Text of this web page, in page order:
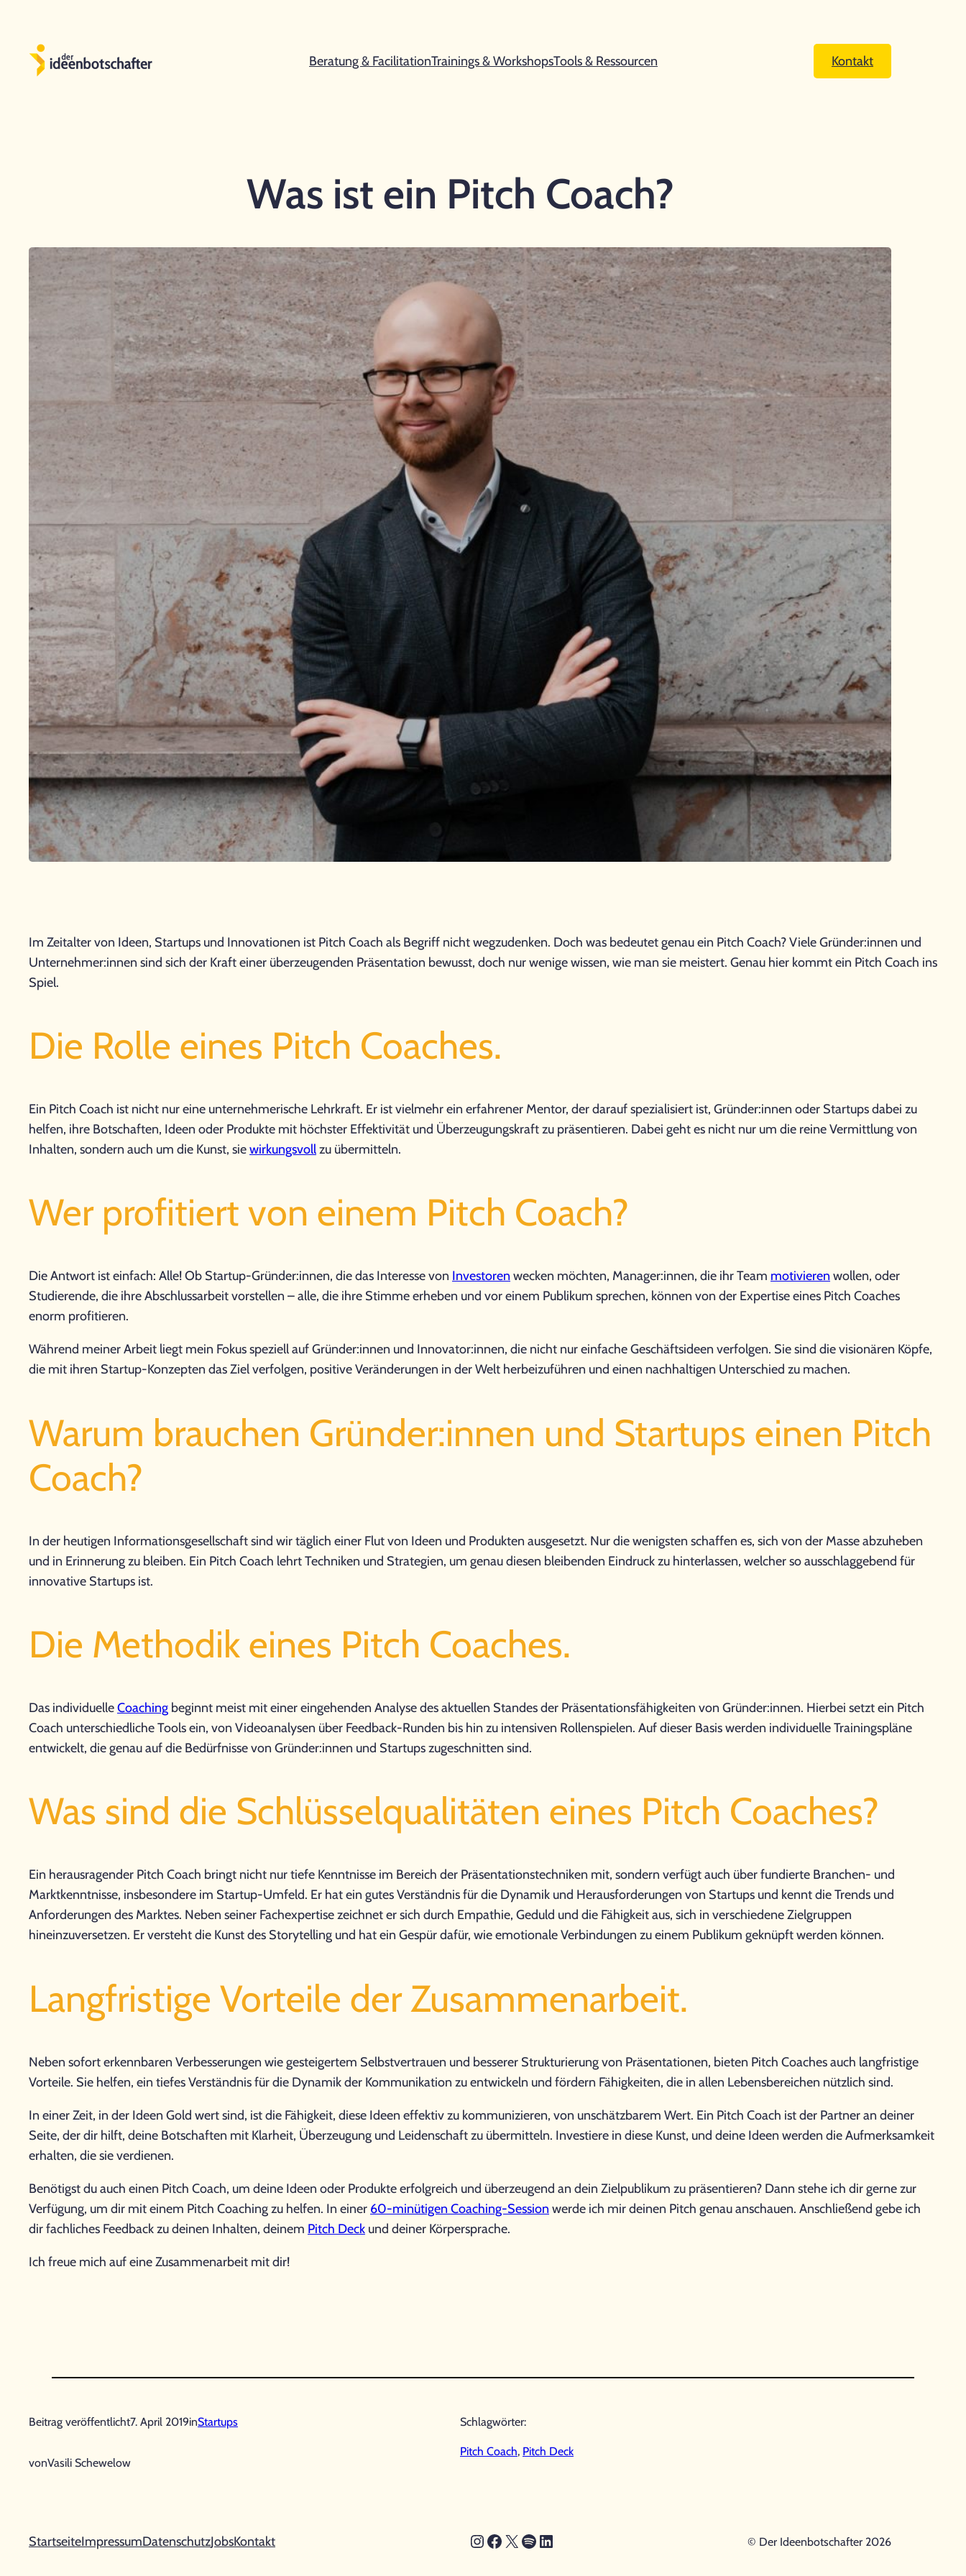
springen
Beratung & FacilitationTrainings & WorkshopsTools & Ressourcen Kontakt
Was ist ein Pitch Coach?
Im Zeitalter von Ideen, Startups und Innovationen ist Pitch Coach als Begriff nicht wegzudenken. Doch was bedeutet genau ein Pitch Coach? Viele Gründer:innen und
Unternehmer:innen sind sich der Kraft einer überzeugenden Präsentation bewusst, doch nur wenige wissen, wie man sie meistert. Genau hier kommt ein Pitch Coach ins
Spiel.
Die Rolle eines Pitch Coaches.
Ein Pitch Coach ist nicht nur eine unternehmerische Lehrkraft. Er ist vielmehr ein erfahrener Mentor, der darauf spezialisiert ist, Gründer:innen oder Startups dabei zu
helfen, ihre Botschaften, Ideen oder Produkte mit höchster Effektivität und Überzeugungskraft zu präsentieren. Dabei geht es nicht nur um die reine Vermittlung von
Inhalten, sondern auch um die Kunst, siewirkungsvollzu übermitteln.
Wer profitiert von einem Pitch Coach?
Die Antwort ist einfach: Alle! Ob Startup-Gründer:innen, die das Interesse von Investoren wecken möchten, Manager:innen, die ihr Team motivieren wollen, oder
Studierende, die ihre Abschlussarbeit vorstellen – alle, die ihre Stimme erheben und vor einem Publikum sprechen, können von der Expertise eines Pitch Coaches
enorm profitieren.
Während meiner Arbeit liegt mein Fokus speziell auf Gründer:innen und Innovator:innen, die nicht nur einfache Geschäftsideen verfolgen. Sie sind die visionären Köpfe,
die mit ihren Startup-Konzepten das Ziel verfolgen, positive Veränderungen in der Welt herbeizuführen und einen nachhaltigen Unterschied zu machen.
Warum brauchen Gründer:innen und Startups einen Pitch
Coach?
In der heutigen Informationsgesellschaft sind wir täglich einer Flut von Ideen und Produkten ausgesetzt. Nur die wenigsten schaffen es, sich von der Masse abzuheben
und in Erinnerung zu bleiben. Ein Pitch Coach lehrt Techniken und Strategien, um genau diesen bleibenden Eindruck zu hinterlassen, welcher so ausschlaggebend für
innovative Startups ist.
Die Methodik eines Pitch Coaches.
Das individuelleCoaching beginnt meist mit einer eingehenden Analyse des aktuellen Standes der Präsentationsfähigkeiten von Gründer:innen. Hierbei setzt ein Pitch
Coach unterschiedliche Tools ein, von Videoanalysen über Feedback-Runden bis hin zu intensiven Rollenspielen. Auf dieser Basis werden individuelle Trainingspläne
entwickelt, die genau auf die Bedürfnisse von Gründer:innen und Startups zugeschnitten sind.
Was sind die Schlüsselqualitäten eines Pitch Coaches?
Ein herausragender Pitch Coach bringt nicht nur tiefe Kenntnisse im Bereich der Präsentationstechniken mit, sondern verfügt auch über fundierte Branchen- und
Marktkenntnisse, insbesondere im Startup-Umfeld. Er hat ein gutes Verständnis für die Dynamik und Herausforderungen von Startups und kennt die Trends und
Anforderungen des Marktes. Neben seiner Fachexpertise zeichnet er sich durch Empathie, Geduld und die Fähigkeit aus, sich in verschiedene Zielgruppen
hineinzuversetzen. Er versteht die Kunst des Storytelling und hat ein Gespür dafür, wie emotionale Verbindungen zu einem Publikum geknüpft werden können.
Langfristige Vorteile der Zusammenarbeit.
Neben sofort erkennbaren Verbesserungen wie gesteigertem Selbstvertrauen und besserer Strukturierung von Präsentationen, bieten Pitch Coaches auch langfristige
Vorteile. Sie helfen, ein tiefes Verständnis für die Dynamik der Kommunikation zu entwickeln und fördern Fähigkeiten, die in allen Lebensbereichen nützlich sind.
In einer Zeit, in der Ideen Gold wert sind, ist die Fähigkeit, diese Ideen effektiv zu kommunizieren, von unschätzbarem Wert. Ein Pitch Coach ist der Partner an deiner
Seite, der dir hilft, deine Botschaften mit Klarheit, Überzeugung und Leidenschaft zu übermitteln. Investiere in diese Kunst, und deine Ideen werden die Aufmerksamkeit
erhalten, die sie verdienen.
Benötigst du auch einen Pitch Coach, um deine Ideen oder Produkte erfolgreich und überzeugend an dein Zielpublikum zu präsentieren? Dann stehe ich dir gerne zur
Verfügung, um dir mit einem Pitch Coaching zu helfen. In einer 60-minütigen Coaching-Session werde ich mir deinen Pitch genau anschauen. Anschließend gebe ich
dir fachliches Feedback zu deinen Inhalten, deinem Pitch Deck und deiner Körpersprache.
Ich freue mich auf eine Zusammenarbeit mit dir!
Beitrag veröffentlicht7. April 2019inStartups
vonVasili Schewelow
Schlagwörter:
Pitch Coach, Pitch Deck
StartseiteImpressumDatenschutzJobsKontakt Instagram
Facebook
X Spotify
LinkedIn © Der Ideenbotschafter 2026